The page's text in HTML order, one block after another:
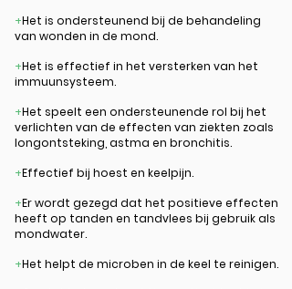
+Het is ondersteunend bij de behandeling
van wonden in de mond.
+Het is effectief in het versterken van het
immuunsysteem.
+Het speelt een ondersteunende rol bij het
verlichten van de effecten van ziekten zoals
longontsteking, astma en bronchitis.
+Effectief bij hoest en keelpijn.
+Er wordt gezegd dat het positieve effecten
heeft op tanden en tandvlees bij gebruik als
mondwater.
+Het helpt de microben in de keel te reinigen.